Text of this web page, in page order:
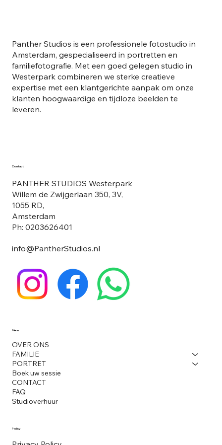
Panther Studios is een professionele fotostudio in
Amsterdam, gespecialiseerd in portretten en
familiefotografie. Met een goed gelegen studio in
Westerpark combineren we sterke creatieve
expertise met een klantgerichte aanpak om onze
klanten hoogwaardige en tijdloze beelden te
leveren.
Contact
PANTHER STUDIOS Westerpark
Willem de Zwijgerlaan 350, 3V,
1055 RD,
Amsterdam
Ph: 0203626401
info@PantherStudios.nl
Menu
OVER ONS
FAMILIE
PORTRET
Boek uw sessie
CONTACT
FAQ
Studioverhuur
Policy